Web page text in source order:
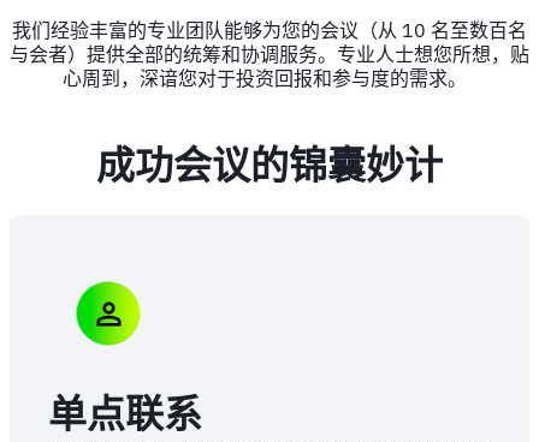
我们经验丰富的专业团队能够为您的会议（从 10 名至数百名
与会者）提供全部的统筹和协调服务。专业人士想您所想，贴
心周到，深谙您对于投资回报和参与度的需求。
成功会议的锦囊妙计
单点联系